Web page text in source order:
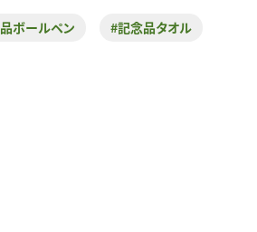
ボールペン #記念品タオル